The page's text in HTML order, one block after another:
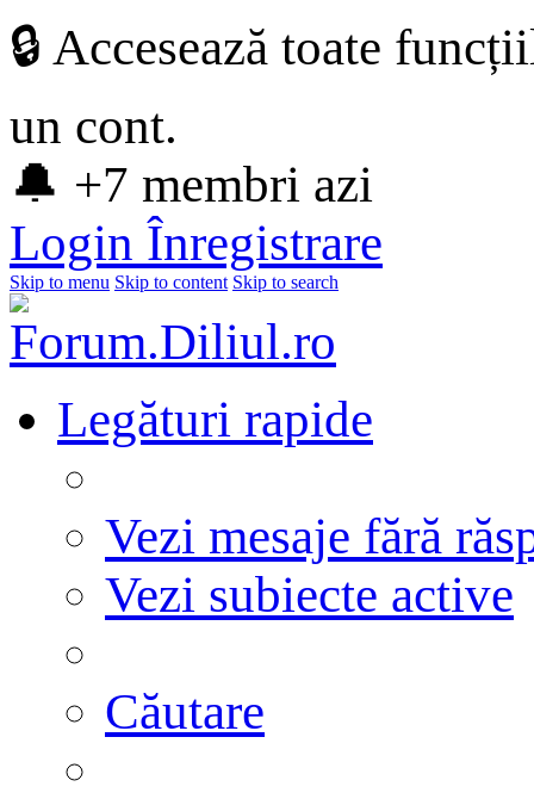
🔒 Accesează toate
un cont.
🔔 +7 membri azi
Login Înregistrare
Skip to menu Skip to content Skip to search
Legături rapide
Vezi mesaje fără
Vezi subiecte active
Căutare